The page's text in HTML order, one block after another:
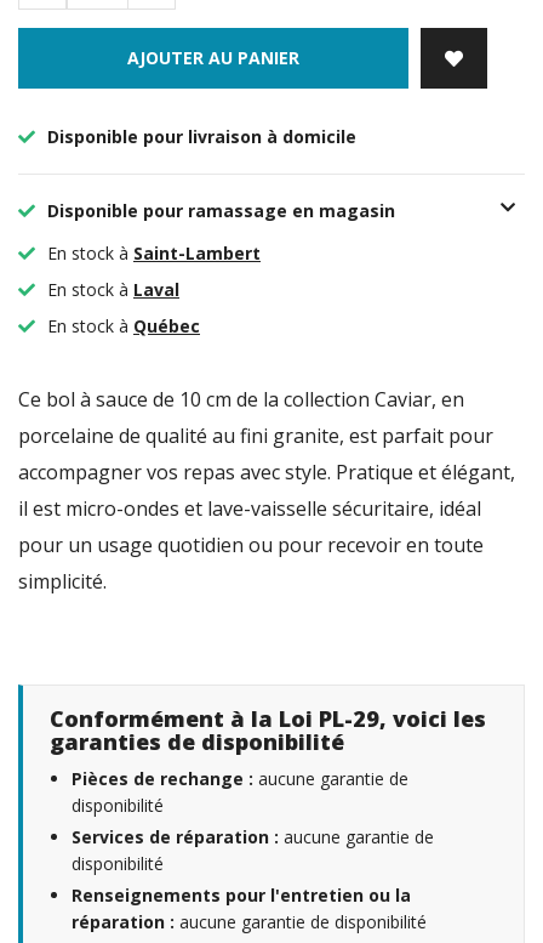
AJOUTER AU PANIER
Disponible pour livraison à domicile
Disponible pour ramassage en magasin
En stock à Saint-Lambert
En stock à Laval
En stock à Québec
Ce bol à sauce de 10 cm de la collection Caviar, en
porcelaine de qualité au fini granite, est parfait pour
accompagner vos repas avec style. Pratique et élégant,
il est micro-ondes et lave-vaisselle sécuritaire, idéal
pour un usage quotidien ou pour recevoir en toute
simplicité.
Conformément à la Loi PL-29, voici les
garanties de disponibilité
Pièces de rechange : aucune garantie de
disponibilité
Services de réparation : aucune garantie de
disponibilité
Renseignements pour l'entretien ou la
réparation : aucune garantie de disponibilité